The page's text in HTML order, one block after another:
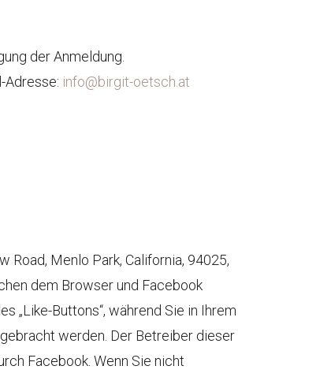
der Anmeldung.
Adresse: info@birgit-oetsch.at
Menlo Park, California, 94025,
dem Browser und Facebook
„Like-Buttons“, während Sie in Ihrem
werden. Der Betreiber dieser
Facebook. Wenn Sie nicht